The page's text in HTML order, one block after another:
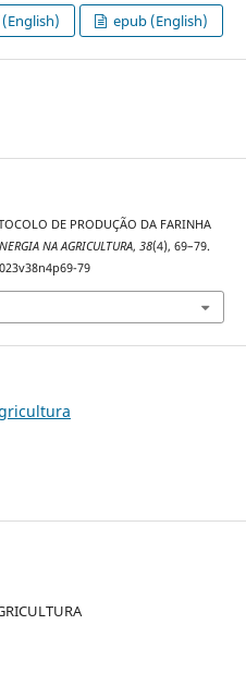
epub (English)
DE PRODUÇÃO DA FARINHA
NA AGRICULTURA, 38(4), 69–79.
79